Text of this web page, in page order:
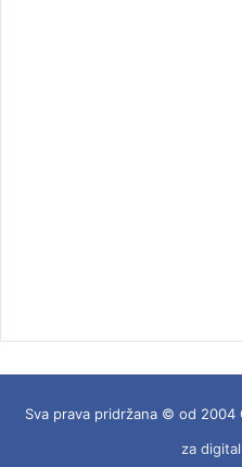
Sva prava pridržana © od 2004
za